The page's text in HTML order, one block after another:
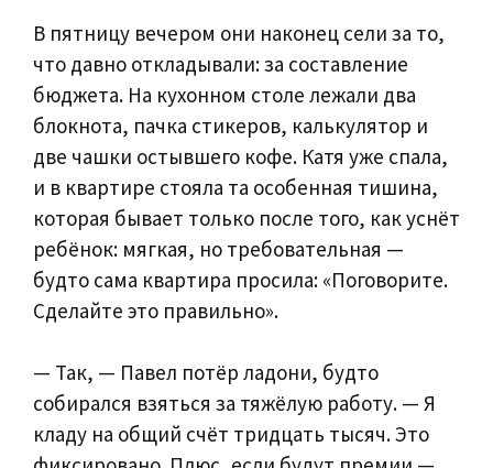
В пятницу вечером они наконец сели за то,
что давно откладывали: за составление
бюджета. На кухонном столе лежали два
блокнота, пачка стикеров, калькулятор и
две чашки остывшего кофе. Катя уже спала,
и в квартире стояла та особенная тишина,
которая бывает только после того, как уснёт
ребёнок: мягкая, но требовательная —
будто сама квартира просила: «Поговорите.
Сделайте это правильно».
— Так, — Павел потёр ладони, будто
собирался взяться за тяжёлую работу. — Я
кладу на общий счёт тридцать тысяч. Это